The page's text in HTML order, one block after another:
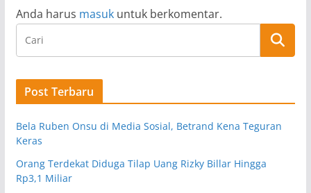
Anda harus masukuntuk berkomentar.
Post Terbaru
Bela Ruben Onsu di Media Sosial, Betrand Kena Teguran
Keras
Orang Terdekat Diduga Tilap Uang Rizky Billar Hingga
Rp3,1 Miliar